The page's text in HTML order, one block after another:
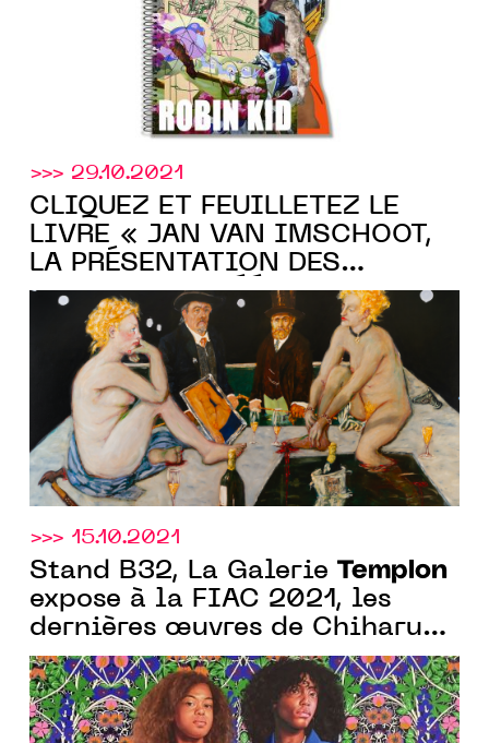
>>> 29.10.2021
CLIQUEZ ET FEUILLETEZ LE
LIVRE « JAN VAN IMSCHOOT,
LA PRÉSENTATION DES
ABSENTS » CRÉÉ POUR LA
GALERIETemplon
>>> 15.10.2021
Stand B32, La Galerie Templon
expose à la FIAC 2021, les
dernières œuvres de Chiharu
Shiota, Jim Dine et Kehinde
Wiley